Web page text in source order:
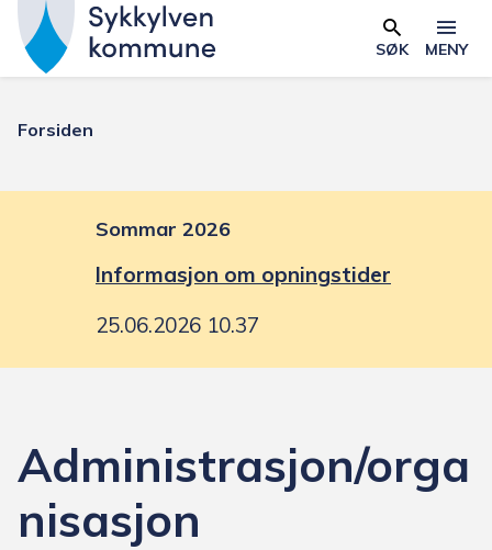
k
v
e
k
o
e
Skjema
SØK MENY
Du
Forsiden
Sommar 2026
Informasjon om opningstider
25.06.2026 10.37
Administrasjon/orga
nisasjon